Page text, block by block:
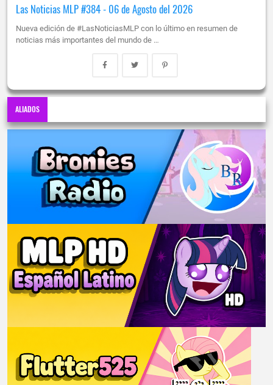
Las Noticias MLP #384 - 06 de Agosto del 2026
Nueva edición de #LasNoticiasMLP con lo último en resumen de
noticias más importantes del mundo de …
ALIADOS